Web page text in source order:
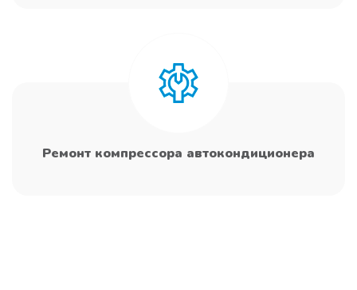
Ремонт компрессора автокондиционера